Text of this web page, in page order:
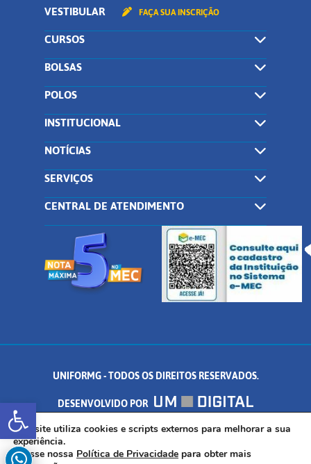
Abrir a barra de ferramentas
VESTIBULAR FAÇA SUA INSCRIÇÃO
CURSOS
BOLSAS
POLOS
INSTITUCIONAL
NOTÍCIAS
SERVIÇOS
CENTRAL DE ATENDIMENTO
UNIFORMG - TODOS OS DIREITOS RESERVADOS.
DESENVOLVIDO POR
AV. DR. ARNALDO DE SENNA, 328 - PALMEIRAS, FORMIGA/MG - CEP:
35.574.530
Este site utiliza cookies e scripts externos para melhorar a sua
experiência.
Acesse nossa Política de Privacidade para obter mais